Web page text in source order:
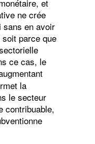
et
ne crée
sans en avoir
parce que
ce cas, le
la
le secteur
contribuable,